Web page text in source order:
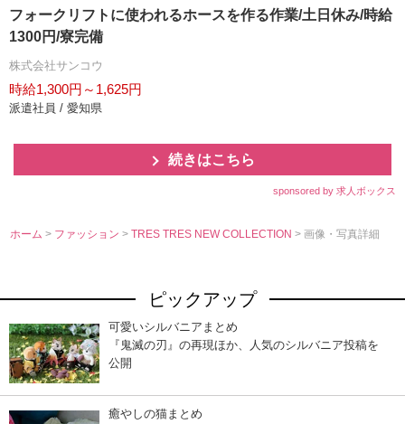
フォークリフトに使われるホースを作る作業/土日休み/時給
1300円/寮完備
株式会社サンコウ
時給1,300円～1,625円
派遣社員 / 愛知県
続きはこちら
sponsored by 求人ボックス
ホーム > ファッション>TRES TRES NEW COLLECTION> 画像・写真詳細
ピックアップ
可愛いシルバニアまとめ
『鬼滅の刃』の再現ほか、人気のシルバニア投稿を
公開
癒やしの猫まとめ